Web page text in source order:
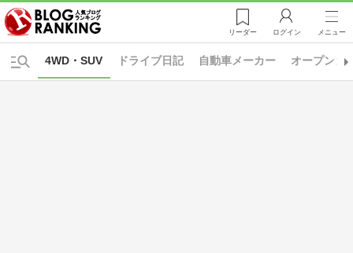
リーダー ログイン メニュー
ドライブ日記 自動車メーカー
4WD・SUV オープンカ